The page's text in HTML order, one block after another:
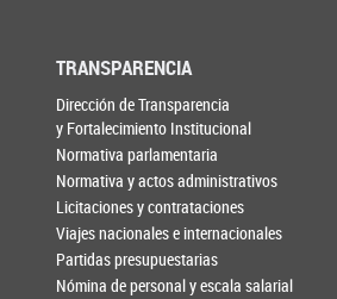
TRANSPARENCIA
Dirección de Transparencia
y Fortalecimiento Institucional
Normativa parlamentaria
Normativa y actos administrativos
Licitaciones y contrataciones
Viajes nacionales e internacionales
Partidas presupuestarias
Nómina de personal y escala salarial